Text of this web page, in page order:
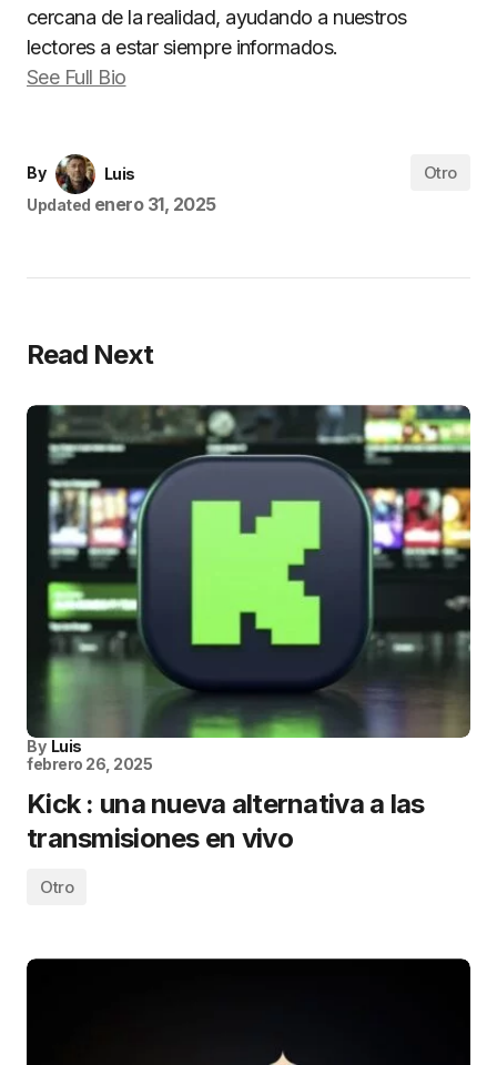
cercana de la realidad, ayudando a nuestros
lectores a estar siempre informados.
See Full Bio
By
Luis
Updated enero 31, 2025
Otro
Read Next
By Luis
febrero 26, 2025
Kick : una nueva alternativa a las
transmisiones en vivo
Otro